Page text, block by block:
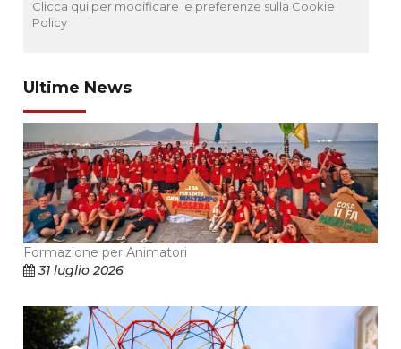
Clicca qui per modificare le preferenze sulla Cookie
Policy
Ultime News
Formazione per Animatori
31 luglio 2026